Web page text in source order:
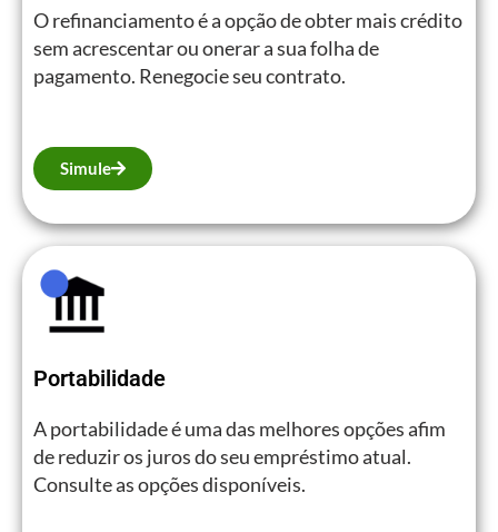
O refinanciamento é a opção de obter mais crédito
sem acrescentar ou onerar a sua folha de
pagamento. Renegocie seu contrato.
Simule
Portabilidade
A portabilidade é uma das melhores opções afim
de reduzir os juros do seu empréstimo atual.
Consulte as opções disponíveis.